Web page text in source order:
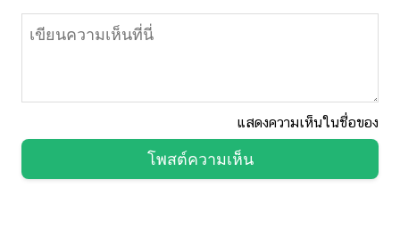
แสดงความเห็นในชื่อของ
โพสต์ความเห็น